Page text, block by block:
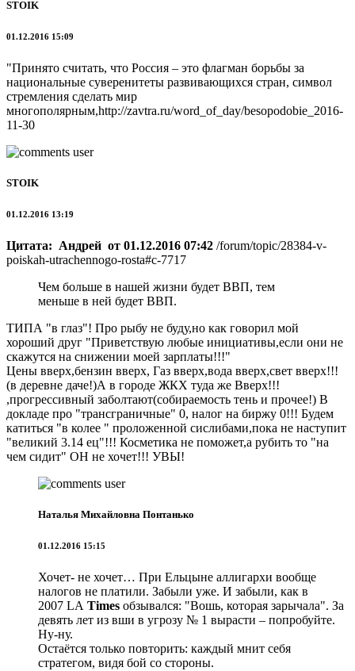
STOIK
01.12.2016 15:09
"Принято считать, что Россия – это флагман борьбы за
национальные суверенитеты развивающихся стран, символ
стремления сделать мир
многополярным,http://zavtra.ru/word_of_day/besopodobie_2016-
11-30
STOIK
01.12.2016 13:19
Цитата: Андрей от 01.12.2016 07:42 /forum/topic/28384-v-
poiskah-utrachennogo-rosta#c-7717
Чем больше в нашей жизни будет ВВП, тем
меньше в ней будет ВВП.
ТИПА "в глаз"! Про рыбу не буду,но как говорил мой
хороший друг "Приветствую любые инициативы,если они не
скажутся на снижении моей зарплаты!!!"
Цены вверх,бензин вверх, Газ вверх,вода вверх,свет вверх!!!
(в деревне даче!)А в городе ЖКХ туда же Вверх!!!
,прогрессивный заболтают(собираемость тень и прочее!) В
докладе про "трансграничные" 0, налог на биржу 0!!! Будем
катиться "в колее " проложенной сислибами,пока не наступит
"великий 3.14 ец"!!! Косметика не поможет,а рубить то "на
чем сидит" ОН не хочет!!! УВЫ!
Наталья Михайловна Понтанько
01.12.2016 15:15
Хочет- не хочет… При Ельцыне аллигархи вообще
налогов не платили. Забыли уже. И забыли, как в
2007 LA Times обзывался: "Вошь, которая зарычала". За
девять лет из вши в угрозу № 1 вырасти – попробуйте.
Ну-ну.
Остаётся только повторить: каждый мнит себя
стратегом, видя бой со стороны.